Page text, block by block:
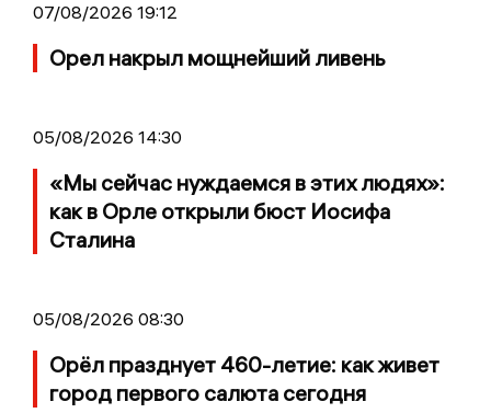
07/08/2026 19:12
Орел накрыл мощнейший ливень
05/08/2026 14:30
«Мы сейчас нуждаемся в этих людях»:
как в Орле открыли бюст Иосифа
Сталина
05/08/2026 08:30
Орёл празднует 460-летие: как живет
город первого салюта сегодня